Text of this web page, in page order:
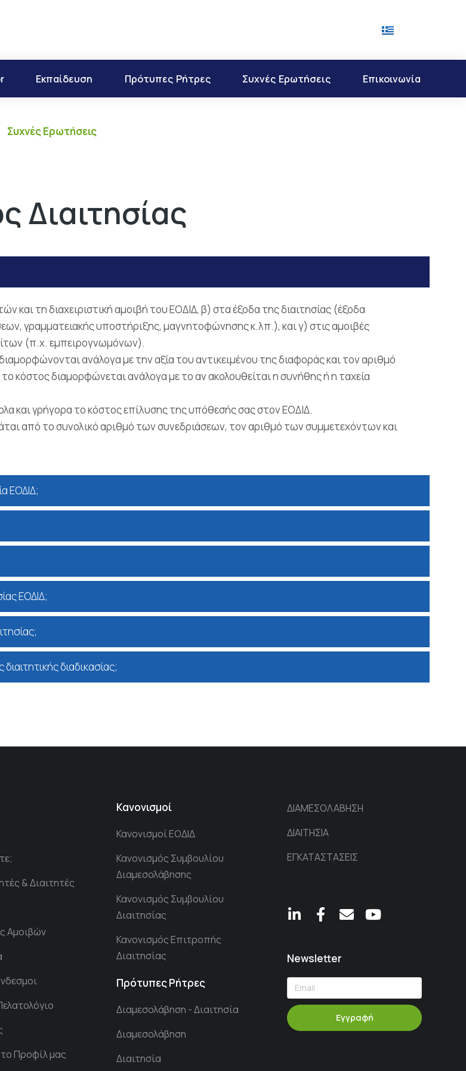
Εκπαίδευση Πρότυπες Ρήτρες Συχνές Ερωτήσεις Επικοινωνία
Συχνές Ερωτήσεις
Διαιτησίας
και τη διαχειριστική αμοιβή του ΕΟΔΙΔ, β) στα έξοδα της διαιτησίας (έξοδα
γραμματειακής υποστήριξης, μαγνητοφώνησης κ.λπ.), και γ) στις αμοιβές
(π.χ. εμπειρογνωμόνων).
ανάλογα με την αξία του αντικειμένου της διαφοράς και τον αριθμό
κόστος διαμορφώνεται ανάλογα με το αν ακολουθείται η συνήθης ή η ταχεία
και γρήγορα το κόστος επίλυσης της υπόθεσής σας στον ΕΟΔΙΔ.
από το συνολικό αριθμό των συνεδριάσεων, τον αριθμό των συμμετεχόντων και
ΕΟΔΙΔ;
ΕΟΔΙΔ;
διαδικασίας;
& Διαιτητές
Αμοιβών
Προφίλ μας
Κανονισμοί
Κανονισμοί ΕΟΔΙΔ
Κανονισμός Συμβουλίου
Διαμεσολάβησης
Κανονισμός Συμβουλίου
Διαιτησίας
Κανονισμός Επιτροπής
Διαιτησίας
Πρότυπες Ρήτρες
Διαμεσολάβηση - Διαιτησία
Διαμεσολάβηση
Διαιτησία
ΔΙΑΜΕΣΟΛΑΒΗΣΗ
ΔΙΑΙΤΗΣΙΑ
ΕΓΚΑΤΑΣΤΑΣΕΙΣ
Newsletter
Εγγραφή